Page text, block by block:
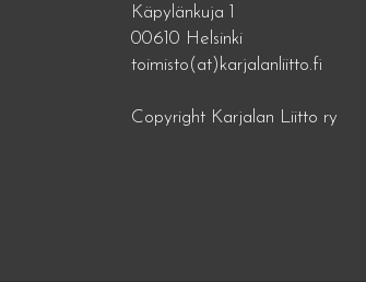
Käpylänkuja 1
00610 Helsinki
toimisto(at)karjalanliitto.fi
Copyright Karjalan Liitto ry